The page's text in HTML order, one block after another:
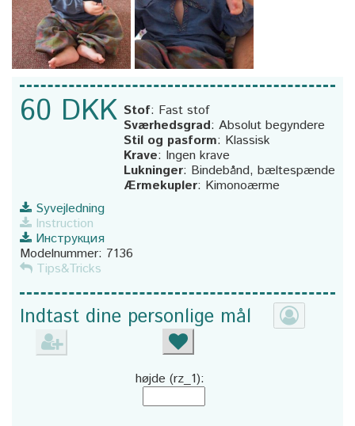
60 DKK Stof: Fast stof
Sværhedsgrad: Absolut begyndere
Stil og pasform: Klassisk
Krave: Ingen krave
Lukninger: Bindebånd, bæltespænde
Ærmekupler: Kimonoærme
Syvejledning
Instruction
Инструкция
Modelnummer: 7136
Tips&Tricks
Indtast dine personlige mål
højde (rz_1):